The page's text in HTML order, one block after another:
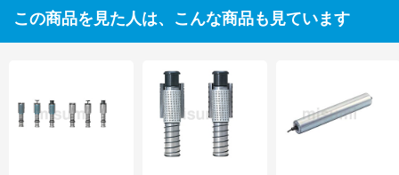
この商品を見た人は、こんな商品も見ています